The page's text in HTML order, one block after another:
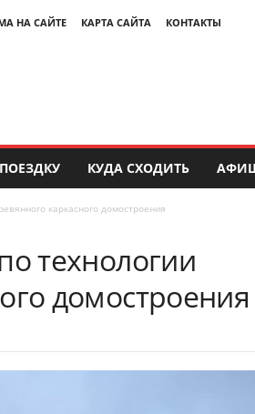
НА САЙТЕ КАРТА САЙТА КОНТАКТЫ
КУДА СХОДИТЬ
каркасного домостроения
технологии
домостроения